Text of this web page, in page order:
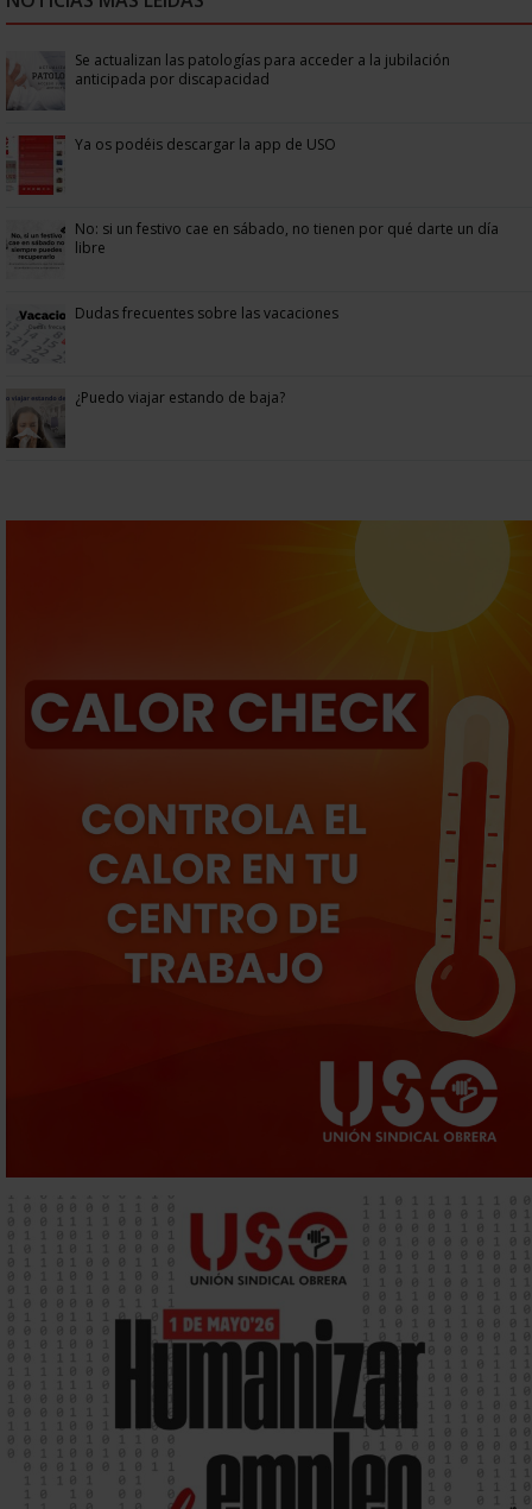
Se actualizan las patologías para acceder a la jubilación
anticipada por discapacidad
Ya os podéis descargar la app de USO
No: si un festivo cae en sábado, no tienen por qué darte un día
libre
Dudas frecuentes sobre las vacaciones
¿Puedo viajar estando de baja?